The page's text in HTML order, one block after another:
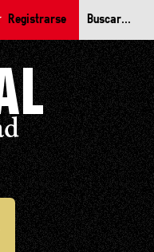
Registrarse